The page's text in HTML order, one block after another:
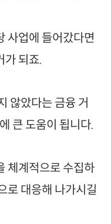
사업에 들어갔다면
가 되죠.
않았다는 금융 거
큰 도움이 됩니다.
체계적으로 수집하
로 대응해 나가시길